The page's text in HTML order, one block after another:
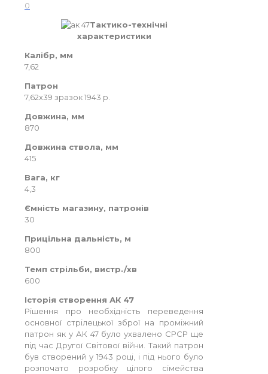
0
Тактико-технічні
характеристики
Калібр, мм
7,62
Патрон
7,62х39 зразок 1943 р.
Довжина, мм
870
Довжина ствола, мм
415
Вага, кг
4,3
Ємність магазину, патронів
30
Прицільна дальність, м
800
Темп стрільби, вистр./хв
600
Історія створення АК 47
Рішення про необхідність переведення
основної стрілецької зброї на проміжний
патрон як у АК 47 було ухвалено СРСР ще
під час Другої Світової війни. Такий патрон
був створений у 1943 році, і під нього було
розпочато розробку цілого сімейства